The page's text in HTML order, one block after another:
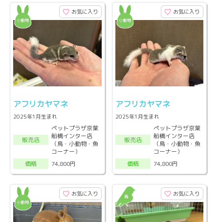
お気に入り
アフリカヤマネ
2025年1月生まれ
販売店
ペットプラザ京葉
船橋インター店
（鳥・小動物・魚
コーナー）
価格
74,800円
お気に入り
アフリカヤマネ
2025年1月生まれ
販売店
ペットプラザ京葉
船橋インター店
（鳥・小動物・魚
コーナー）
価格
74,800円
お気に入り お気に入り